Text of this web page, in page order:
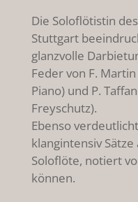
Die Soloflötistin
Stuttgart
glanzvolle
Feder von F.
Piano) und P.
Freyschutz).
Ebenso
klangintensiv
Soloflöte, notiert
können.